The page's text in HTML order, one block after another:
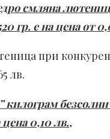
смляна
гр. е на цена от
при
лв.
0,10 лв.,